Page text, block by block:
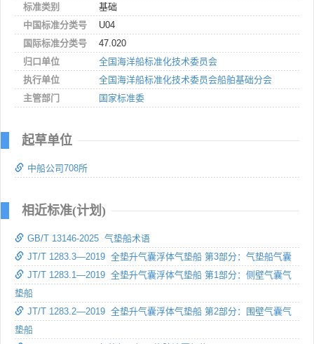
标准类别
基础
中国标准分类号
U04
国际标准分类号
47.020
归口单位
全国海洋船标准化技术委员会
执行单位
全国海洋船标准化技术委员会船舶基础分会
主管部门
国家标准委
起草单位
中船公司708所
相近标准(计划)
GB/T 13146-2025 气垫船术语
JT/T 1283.3—2019 全垫升气囊浮体气垫船 第3部分：气垫船气囊
JT/T 1283.1—2019 全垫升气囊浮体气垫船 第1部分：侧壁气囊气
垫船
JT/T 1283.2—2019 全垫升气囊浮体气垫船 第2部分：围壁气囊气
垫船